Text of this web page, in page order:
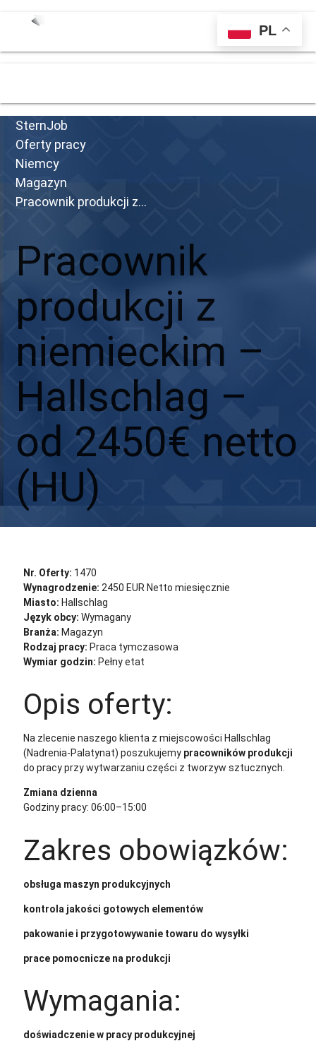
menu
SternJob
Oferty pracy
Niemcy
Magazyn
Pracownik produkcji z...
Pracownik
produkcji z
niemieckim –
Hallschlag –
od 2450€ netto
(HU)
Nr. Oferty: 1470
Wynagrodzenie: 2450 EUR Netto miesięcznie
Miasto: Hallschlag
Język obcy: Wymagany
Branża: Magazyn
Rodzaj pracy: Praca tymczasowa
Wymiar godzin: Pełny etat
Opis oferty:
Na zlecenie naszego klienta z miejscowości Hallschlag
(Nadrenia-Palatynat) poszukujemy pracowników produkcji
do pracy przy wytwarzaniu części z tworzyw sztucznych.
Zmiana dzienna
Godziny pracy: 06:00–15:00
Zakres obowiązków:
obsługa maszyn produkcyjnych
kontrola jakości gotowych elementów
pakowanie i przygotowywanie towaru do wysyłki
prace pomocnicze na produkcji
Wymagania:
doświadczenie w pracy produkcyjnej
PL